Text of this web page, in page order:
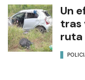
Un
tras
ruta